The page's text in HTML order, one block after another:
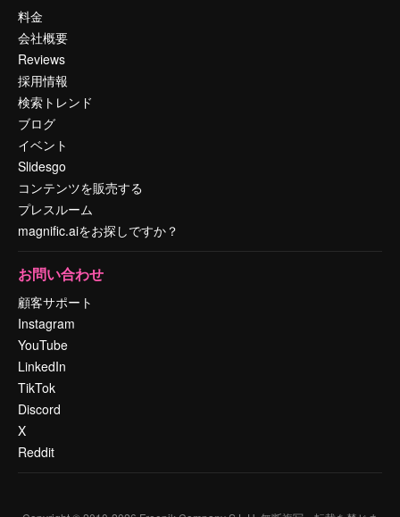
料金
会社概要
Reviews
採用情報
検索トレンド
ブログ
イベント
Slidesgo
コンテンツを販売する
プレスルーム
magnific.aiをお探しですか？
お問い合わせ
顧客サポート
Instagram
YouTube
LinkedIn
TikTok
Discord
X
Reddit